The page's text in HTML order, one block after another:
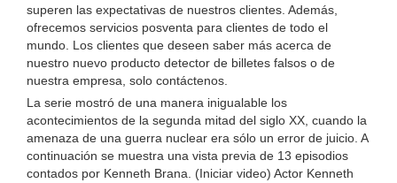
superen las expectativas de nuestros clientes. Además,
ofrecemos servicios posventa para clientes de todo el
mundo. Los clientes que deseen saber más acerca de
nuestro nuevo producto detector de billetes falsos o de
nuestra empresa, solo contáctenos.
La serie mostró de una manera inigualable los
acontecimientos de la segunda mitad del siglo XX, cuando la
amenaza de una guerra nuclear era sólo un error de juicio. A
continuación se muestra una vista previa de 13 episodios
contados por Kenneth Brana. (Iniciar video) Actor Kenneth